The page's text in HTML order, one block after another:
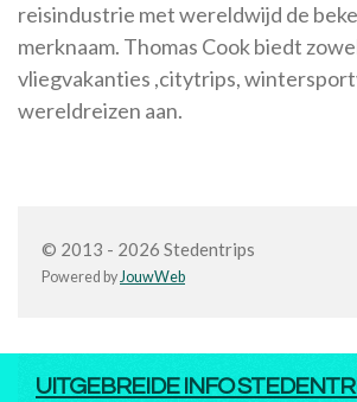
reisindustrie met wereldwijd de
merknaam. Thomas Cook biedt
vliegvakanties ,citytrips,
wereldreizen aan.
© 2013 - 2026 Stedentrips
Powered byJouwWeb
UITGEBREIDE INFO